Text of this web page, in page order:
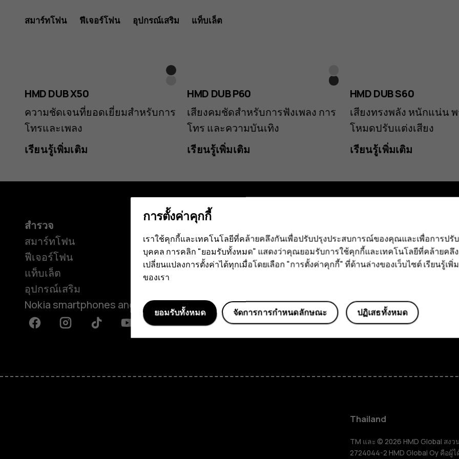
สมาร์ทโฟน ฟีเจอร์โฟน อุปกรณ์เสริม แท็บเล็ต
สมาร์ทโฟน
ฟีเจอร์โฟน
สีดำ
HMD DUB X50
ความชัดเจนที่ยอดเยี่ยมสำหรับการ
โทรและเพลง
เรียนรู้เพิ่มเติม
สี
ขาว
สีดำ
HMD DUB P60
เสียงคมชัดสำหรับการฟังเพลง การ
โทร และความบันเทิง
เรียนรู้เพิ่มเติม
HMD DUB S60
เสียงทรงพลัง หนักแน่น
โหมดปรับแต่งเสียง
เรียนรู้เพิ่มเติม
สำรวจ
สมาร์ทโฟน
ฟีเจอร์โฟน
แท็บเล็ต
อุปกรณ์เสริม
Nokia smartphones and tablets
เกี่ยวกับ
เรื่องราวของเรา
ห้องข่าว
การพัฒนาอย่างยั่งยืน
การรีไซเคิลอุปกรณ์
ความปลอดภัย ความเป็น
FacebookInstagramTiktok YoutubeLinkedinDiscord
Thailand
TM และ © 2026 HMD Global สง
2724044-2 HMD Global Oy คือผู้
การตั้งค่าคุกกี้
เราใช้คุกกี้และเทคโนโลยีที่คล้ายคลึงกันเพื่อปรับปรุงประสบการณ์ของคุณและเพื่อการปรั
บุคคล การคลิก "ยอมรับทั้งหมด" แสดงว่าคุณยอมรับการใช้คุกกี้และเทคโนโลยีที่คล้ายคลึ
เปลี่ยนแปลงการตั้งค่าได้ทุกเมื่อโดยเลือก "การตั้งค่าคุกกี้" ที่ด้านล่างของเว็บไซต์ เรียนรู้เพิ่
ของเรา
ปฏิเสธทั้งหมด
จัดการการกำหนดลักษณะ
ยอมรับทั้งหมด